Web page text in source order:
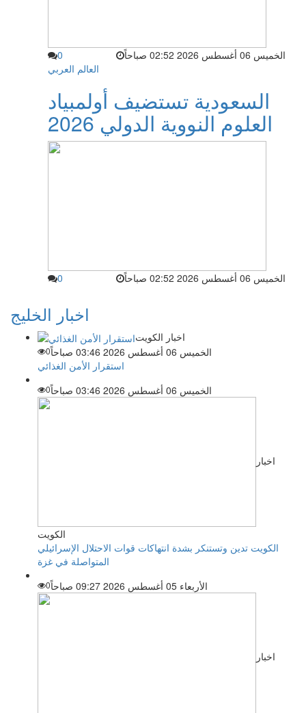
الخميس 06 أغسطس 2026 02:52 صباحاً
0
العالم العربي
السعودية تستضيف أولمبياد
العلوم النووية الدولي 2026
الخميس 06 أغسطس 2026 02:52 صباحاً 0
اخبار الخليج
اخبار الكويت
الخميس 06 أغسطس 2026 03:46 صباحاً
0
استقرار الأمن الغذائي
الخميس 06 أغسطس 2026 03:46 صباحاً
0
اخبار
الكويت
الكويت تدين وتستنكر بشدة انتهاكات قوات الاحتلال الإسرائيلي
المتواصلة في غزة
الأربعاء 05 أغسطس 2026 09:27 صباحاً
0
اخبار